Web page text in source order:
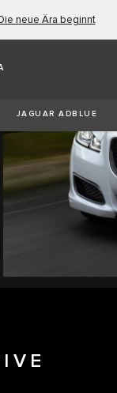
neue Ära beginnt
JAGUAR ADBLUE